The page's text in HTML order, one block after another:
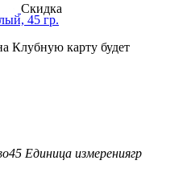
Скидка
45 гр.
Клубную карту будет
45 Единица измерениягр